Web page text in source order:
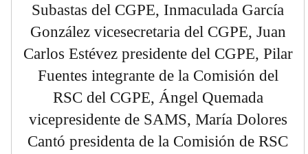
Subastas del CGPE, Inmaculada García
González vicesecretaria del CGPE, Juan
Carlos Estévez presidente del CGPE, Pilar
Fuentes integrante de la Comisión del
RSC del CGPE, Ángel Quemada
vicepresidente de SAMS, María Dolores
Cantó presidenta de la Comisión de RSC